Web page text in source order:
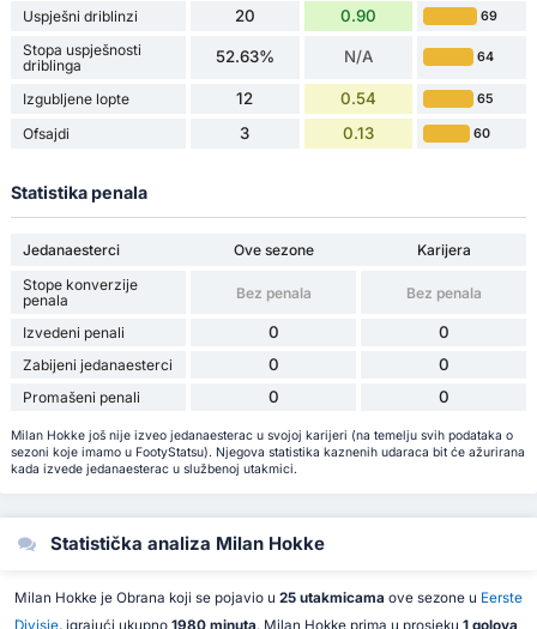
Uspješni driblinzi 20 0.90 69
Stopa uspješnosti
driblinga
52.63% N/A 64
Izgubljene lopte 12 0.54 65
Ofsajdi 3 0.13 60
Statistika penala
Jedanaesterci Ove sezone
Karijera
Stope konverzije
penala
Bez penala Bez penala
Izvedeni penali 0 0
Zabijeni jedanaesterci 0 0
Promašeni penali 0 0
Milan Hokke još nije izveo jedanaesterac u svojoj karijeri (na temelju svih podataka o
sezoni koje imamo u FootyStatsu). Njegova statistika kaznenih udaraca bit će ažurirana
kada izvede jedanaesterac u službenoj utakmici.
Statistička analiza Milan Hokke
Milan Hokke je Obrana koji se pojavio u 25 utakmicama ove sezone u Eerste
Divisie, igrajući ukupno 1980 minuta. Milan Hokke prima u prosjeku 1 golova